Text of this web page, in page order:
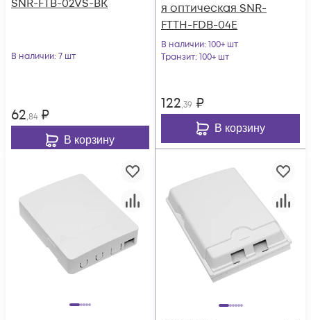
SNR-FTB-02VS-BK
В наличии: 7 шт
62,84 ₽
В корзину
я оптическая SNR-
FTTH-FDB-04Е
В наличии: 100+ шт
Транзит: 100+ шт
122,39 ₽
В корзину